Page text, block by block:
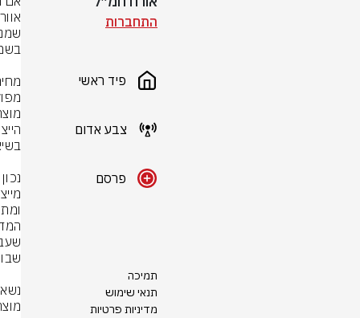
התחברות
פיד ראשי
צבע אדום
פרסם
תמיכה
תנאי שימוש
מדיניות פרטיות